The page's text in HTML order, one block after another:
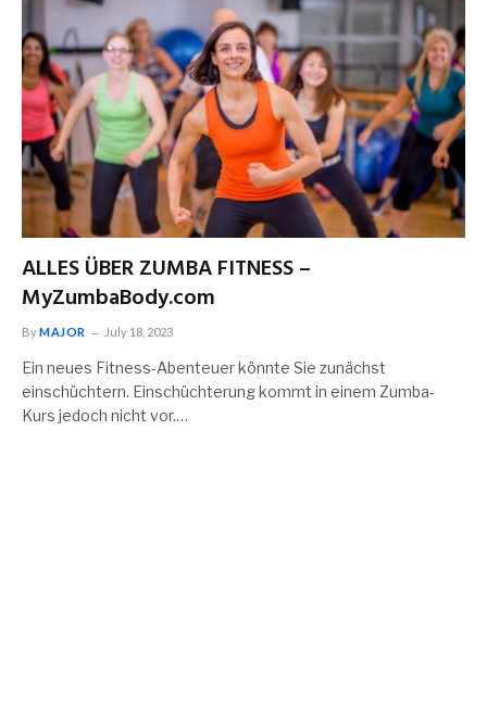
ALLES ÜBER ZUMBA FITNESS –
MyZumbaBody.com
ByMAJOR July 18, 2023
Ein neues Fitness-Abenteuer könnte Sie zunächst
einschüchtern. Einschüchterung kommt in einem Zumba-
Kurs jedoch nicht vor.…